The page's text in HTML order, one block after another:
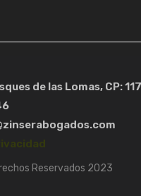
de las Lomas, CP:
Reservados 2023